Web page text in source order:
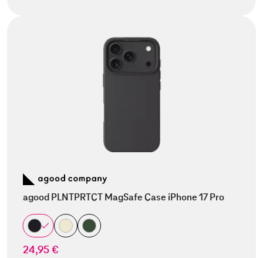
agood PLNTPRTCT MagSafe Case iPhone 17 Pro
24,95 €